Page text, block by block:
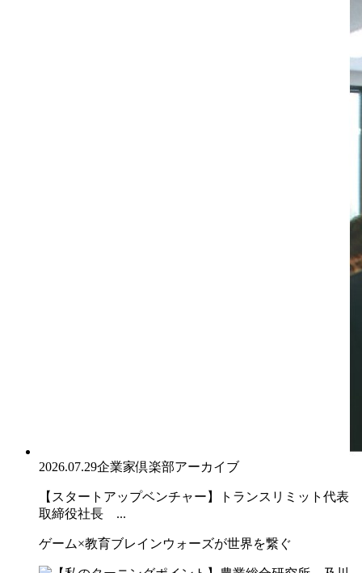
2026.07.29企業家倶楽部アーカイブ
【スタートアップベンチャー】トランスリミット代表
取締役社長 ...
ゲーム×教育ブレインウォーズが世界を繋ぐ